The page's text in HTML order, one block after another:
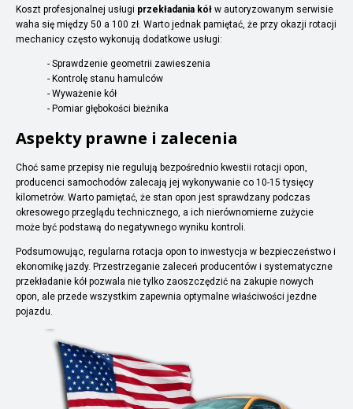
Koszt profesjonalnej usługi przekładania kół w autoryzowanym serwisie
waha się między 50 a 100 zł. Warto jednak pamiętać, że przy okazji rotacji
mechanicy często wykonują dodatkowe usługi:
- Sprawdzenie geometrii zawieszenia
- Kontrolę stanu hamulców
- Wyważenie kół
- Pomiar głębokości bieżnika
Aspekty prawne i zalecenia
Choć same przepisy nie regulują bezpośrednio kwestii rotacji opon,
producenci samochodów zalecają jej wykonywanie co 10-15 tysięcy
kilometrów. Warto pamiętać, że stan opon jest sprawdzany podczas
okresowego przeglądu technicznego, a ich nierównomierne zużycie
może być podstawą do negatywnego wyniku kontroli.
Podsumowując, regularna rotacja opon to inwestycja w bezpieczeństwo i
ekonomikę jazdy. Przestrzeganie zaleceń producentów i systematyczne
przekładanie kół pozwala nie tylko zaoszczędzić na zakupie nowych
opon, ale przede wszystkim zapewnia optymalne właściwości jezdne
pojazdu.